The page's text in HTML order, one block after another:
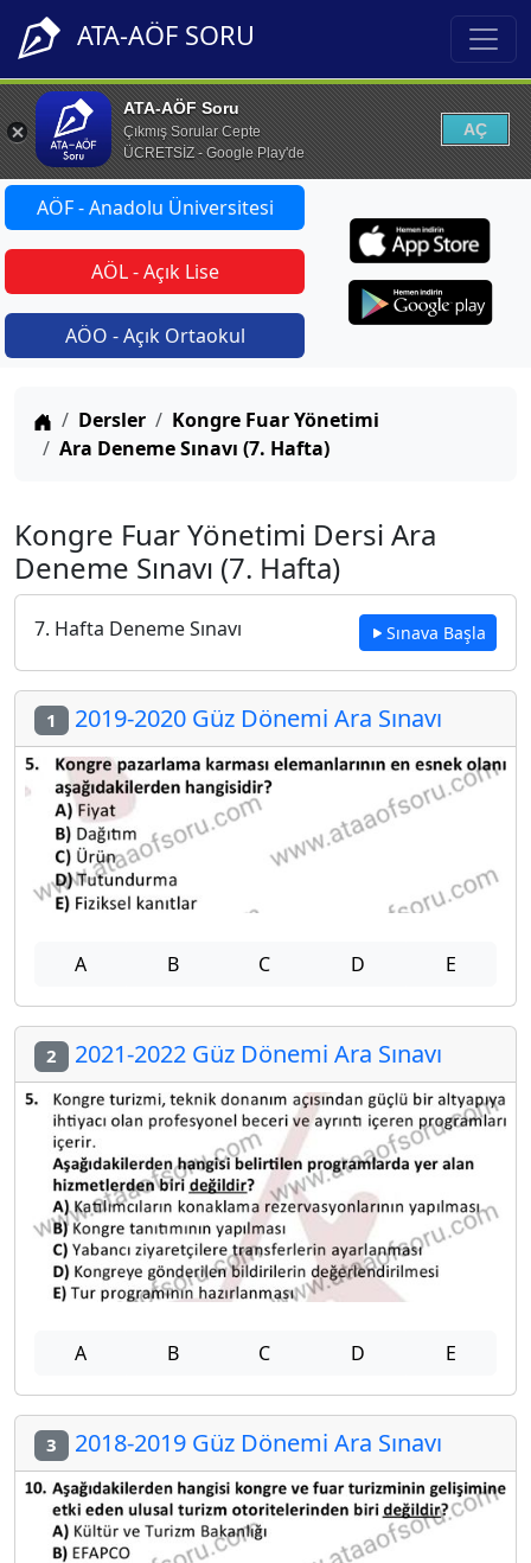
ATA-AÖF SORU
ATA-AÖF Soru
Çıkmış Sorular Cepte
ÜCRETSİZ - Google Play'de
AÇ
AÖF - Anadolu Üniversitesi
AÖL - Açık Lise
AÖO - Açık Ortaokul
Anasayfa
Dersler
Kongre Fuar Yönetimi
Ara Deneme Sınavı (7. Hafta)
Kongre Fuar Yönetimi Dersi Ara
Deneme Sınavı (7. Hafta)
7. Hafta Deneme Sınavı Sınava Başla
1 2019-2020 Güz Dönemi Ara Sınavı
A B C D E
2 2021-2022 Güz Dönemi Ara Sınavı
A B C D E
3 2018-2019 Güz Dönemi Ara Sınavı